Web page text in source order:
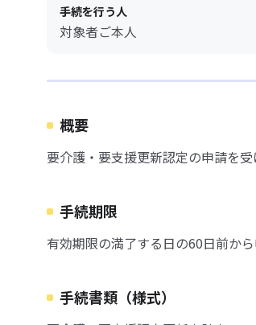
手続を行う人
対象者ご本人
概要
要介護・要支援更新認定の申請を受
手続期限
有効期限の満了する日の60日前から
手続書類（様式）